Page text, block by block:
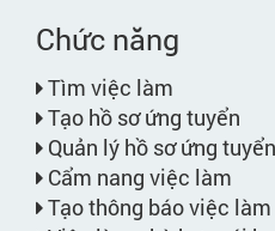
Chức năng
Tìm việc làm
Tạo hồ sơ ứng tuyển
Quản lý hồ sơ ứng tuyển
Cẩm nang việc làm
Tạo thông báo việc làm